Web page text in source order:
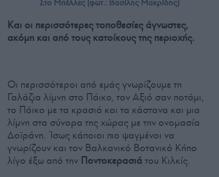
Στο Μπέλλες (φωτ.: Βασίλης Μακρίδης)
Και οι περισσότερες τοποθεσίες άγνωστες,
ακόμη και από τους κατοίκους της περιοχής.
Οι περισσότεροι από εμάς γνωρίζουμε τη
Γαλάζια λίμνη στο Πάικο, τον Αξιό σαν ποτάμι,
το Πάικο με τα κρασιά και τα κάστανα και μια
λίμνη στα σύνορα της χώρας με την ονομασία
Δοϊράνη. Ίσως κάποιοι πιο ψαγμένοι να
γνωρίζουν και τον Βαλκανικό Βοτανικό Κήπο
λίγο έξω από την Ποντοκερασιά του Κιλκίς.